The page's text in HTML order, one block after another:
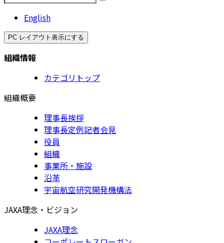
English
PC レイアウト表示にする
組織情報
カテゴリトップ
組織概要
理事長挨拶
理事長定例記者会見
役員
組織
事業所・施設
沿革
宇宙航空研究開発機構法
JAXA理念・ビジョン
JAXA理念